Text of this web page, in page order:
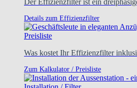
Der Effizienzfilter ist ein
Details zum Effizienzfilter
Preisliste
Was kostet Ihr Effizienzfilter
Zum Kalkulator / Preisliste